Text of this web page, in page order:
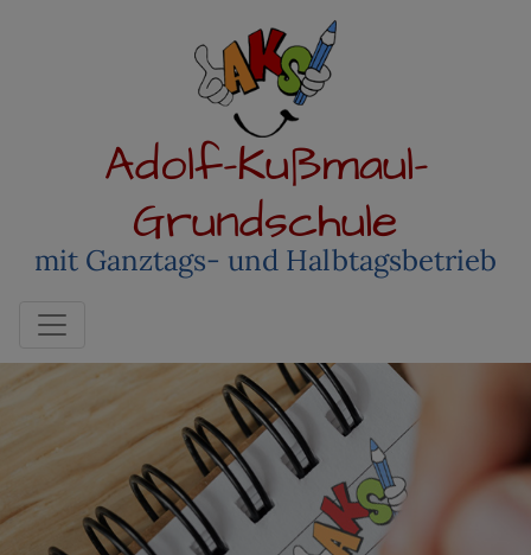
Adolf-Kußmaul-
Grundschule
mit Ganztags- und Halbtagsbetrieb
Toggle navigation